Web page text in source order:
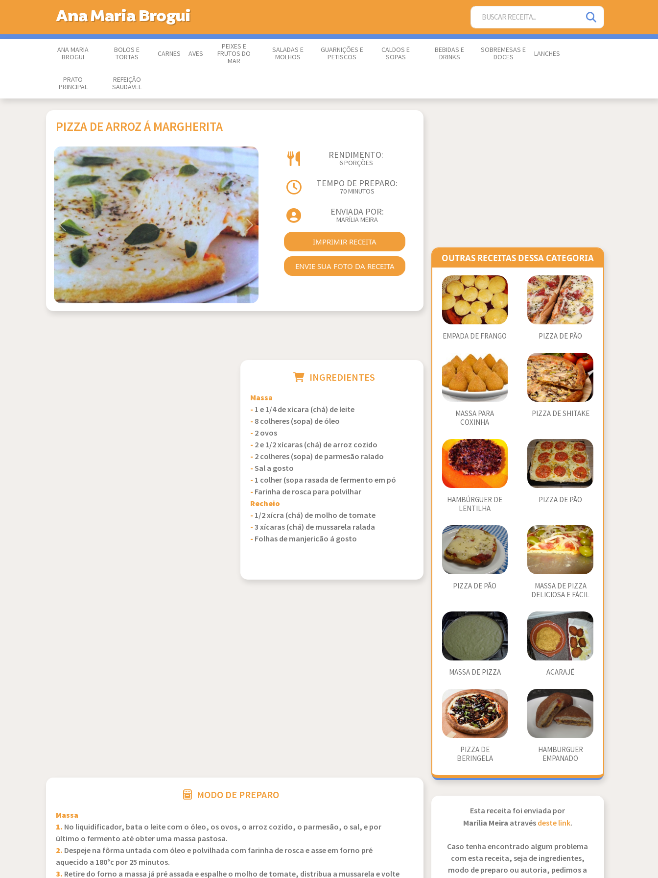
Ana Maria Brogui
ANA MARIA
BROGUI
BOLOS E
TORTAS
CARNES AVES
PEIXES E
FRUTOS DO
MAR
SALADAS E
MOLHOS
GUARNIÇÕES E
PETISCOS
CALDOS E
SOPAS
BEBIDAS E
DRINKS
SOBREMESAS E
DOCES
LANCHES
PRATO
PRINCIPAL
REFEIÇÃO
SAUDÁVEL
PIZZA DE ARROZ Á MARGHERITA
Previous Next
RENDIMENTO:
6 PORÇÕES
TEMPO DE PREPARO:
70 MINUTOS
ENVIADA POR:
MARÍLIA MEIRA
IMPRIMIR RECEITA
ENVIE SUA FOTO DA RECEITA
INGREDIENTES
Massa
- 1 e 1/4 de xícara (chá) de leite
- 8 colheres (sopa) de óleo
- 2 ovos
- 2 e 1/2 xícaras (chá) de arroz cozido
- 2 colheres (sopa) de parmesão ralado
-Sal a gosto
- 1 colher (sopa rasada de fermento em pó
- Farinha de rosca para polvilhar
Recheio
- 1/2 xícra (chá) de molho de tomate
-3 xícaras (chá) de mussarela ralada
- Folhas de manjericão á gosto
MODO DE PREPARO
Massa
1. No liquidificador, bata o leite com o óleo, os ovos, o arroz cozido, o parmesão, o sal, e por
último o fermento até obter uma massa pastosa.
2. Despeje na fôrma untada com óleo e polvilhada com farinha de rosca e asse em forno pré
aquecido a 180°c por 25 minutos.
3. Retire do forno a massa já pré assada e espalhe o molho de tomate, distribua a mussarela e volte
OUTRAS RECEITAS DESSA CATEGORIA
EMPADA DE FRANGO PIZZA DE PÃO
MASSA PARA
COXINHA
PIZZA DE SHITAKE
HAMBÚRGUER DE
LENTILHA
PIZZA DE PÃO
PIZZA DE PÃO
MASSA DE PIZZA
DELICIOSA E FÁCIL
MASSA DE PIZZA ACARAJÉ
PIZZA DE
BERINGELA
HAMBURGUER
EMPANADO
Esta receita foi enviada por
Marília Meira atravésdeste link.
Caso tenha encontrado algum problema
com esta receita, seja de ingredientes,
modo de preparo ou autoria, pedimos a